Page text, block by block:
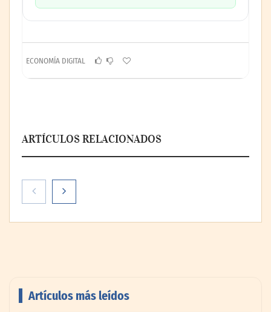
ECONOMÍA DIGITAL
ARTÍCULOS RELACIONADOS
Artículos más leídos